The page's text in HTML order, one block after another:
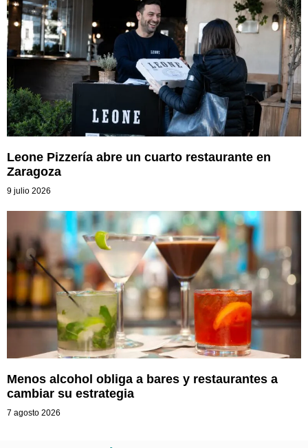
Leone Pizzería abre un cuarto restaurante en
Zaragoza
9 julio 2026
Menos alcohol obliga a bares y restaurantes a
cambiar su estrategia
7 agosto 2026